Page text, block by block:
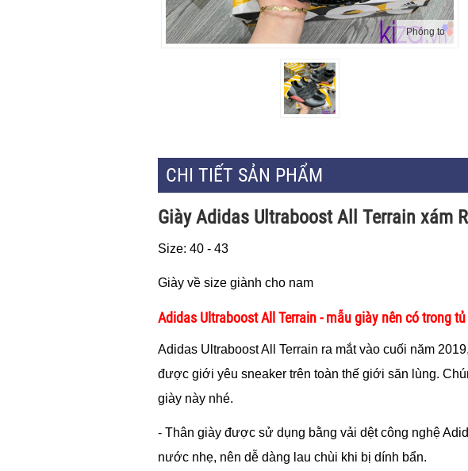
Phóng to
CHI TIẾT SẢN PHẨM
Giày Adidas Ultraboost All Terrain xám
Size: 40 - 43
Giày về size giành cho nam
Adidas Ultraboost All Terrain - mẫu giày nên có trong
Adidas Ultraboost All Terrain ra mắt vào cuối năm
được giới yêu sneaker trên toàn thế giới săn lùng.
giày này nhé.
- Thân giày được sử dụng bằng vải dệt công nghệ
nước nhẹ, nên dễ dàng lau chùi khi bị dính bẩn.